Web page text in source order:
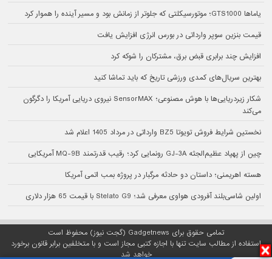
یاماها GTS1000؛ موتورسیکلتی که جلوتر از زمانش بود و مسیر آینده را هموار کرد
قیمت بنزین سوپر وارداتی در بورس انرژی افزایش یافت
افزایش چند برابری قبض برق، مشترکان را شوکه کرد
بهترین سریال‌های کمدی ورزشی تاریخ که باید تماشا کنید
شکار زیردریایی‌ها با هوش مصنوعی؛ SensorMAX نیروی دریایی آمریکا را دگرگون
می‌کند
نخستین شرایط فروش تویوتا BZ5 وارداتی در مرداد 1405 اعلام شد
چین از پهپاد عظیم‌الجثه GJ-3A رونمایی کرد؛ رقیب قدرتمند MQ-9B آمریکایی
هسته اهریمنی؛ داستان دو حادثه مرگبار در پروژه بمب اتمی آمریکا
اولین شاسی‌بلند آفرودی هواوی معرفی شد؛ Stelato G9 با قیمت 65 هزار دلاری
تمامی حقوق برای Gadgetnews (گجت نیوز) محفوظ است
استفاده از مطالب سایت تنها با اجازه کتبی مجاز است و با متخلفین برابر قانون برخورد
خواهد شد